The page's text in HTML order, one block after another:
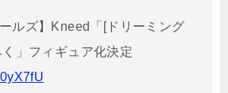
ルズ】Kneed「[ドリーミング
」フィギュア化決定